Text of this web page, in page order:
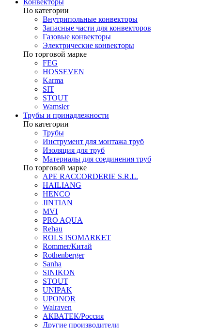
Конвекторы
По категории
Внутрипольные конвекторы
Запасные части для конвекторов
Газовые конвекторы
Электрические конвекторы
По торговой марке
FEG
HOSSEVEN
Karma
SIT
STOUT
Wamsler
Трубы и принадлежности
По категории
Трубы
Инструмент для монтажа труб
Изоляция для труб
Материалы для соединения труб
По торговой марке
APE RACCORDERIE S.R.L.
HAILIANG
HENCO
JINTIAN
MVI
PRO AQUA
Rehau
ROLS ISOMARKET
Rommer/Китай
Rothenberger
Sanha
SINIKON
STOUT
UNIPAK
UPONOR
Walraven
АКВАТЕК/Россия
Другие производители